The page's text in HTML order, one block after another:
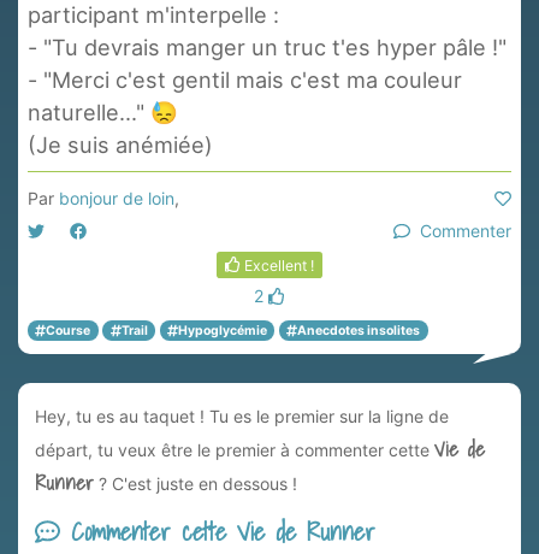
participant m'interpelle :
- "Tu devrais manger un truc t'es hyper pâle !"
- "Merci c'est gentil mais c'est ma couleur
naturelle..." 😓
(Je suis anémiée)
Par bonjour de loin,
Commenter
Excellent !
2
Course Trail Hypoglycémie Anecdotes insolites
Hey, tu es au taquet ! Tu es le premier sur la ligne de
départ, tu veux être le premier à commenter cette Vie de
Runner ? C'est juste en dessous !
Commenter cette Vie de Runner